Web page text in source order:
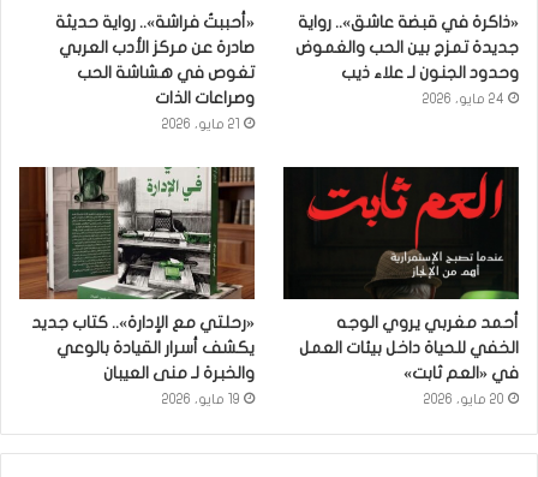
«ذاكرة في قبضة عاشق».. رواية
جديدة تمزج بين الحب والغموض
وحدود الجنون لـ علاء ذيب
24 مايو، 2026
«أحببتُ فراشة».. رواية حديثة
صادرة عن مركز الأدب العربي
تغوص في هشاشة الحب
وصراعات الذات
21 مايو، 2026
أحمد مغربي يروي الوجه
الخفي للحياة داخل بيئات العمل
في «العم ثابت»
20 مايو، 2026
«رحلتي مع الإدارة».. كتاب جديد
يكشف أسرار القيادة بالوعي
والخبرة لـ منى العيبان
19 مايو، 2026